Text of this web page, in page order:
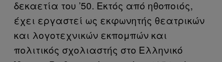
δεκαετία του ’50. Εκτός από ηθοποιός,
έχει εργαστεί ως εκφωνητής θεατρικών
και λογοτεχνικών εκπομπών και
πολιτικός σχολιαστής στο Ελληνικό